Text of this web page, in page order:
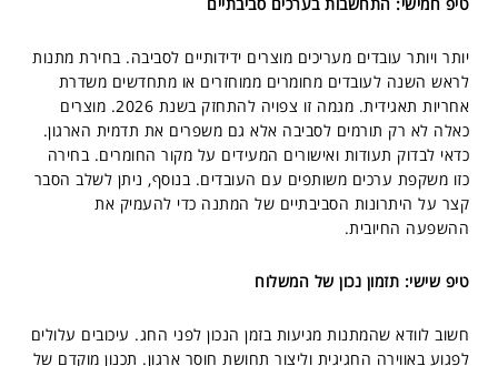
יותר ויותר עובדים מעריכים מוצרים ידידותיים לסביבה. בחירת מתנות
לראש השנה לעובדים מחומרים ממוחזרים או מתחדשים משדרת
אחריות תאגידית. מגמה זו צפויה להתחזק בשנת 2026. מוצרים
כאלה לא רק תורמים לסביבה אלא גם משפרים את תדמית הארגון.
כדאי לבדוק תעודות ואישורים המעידים על מקור החומרים. בחירה
כזו משקפת ערכים משותפים עם העובדים. בנוסף, ניתן לשלב הסבר
קצר על היתרונות הסביבתיים של המתנה כדי להעמיק את
ההשפעה החיובית.
טיפ שישי: תזמון נכון של המשלוח
חשוב לוודא שהמתנות מגיעות בזמן הנכון לפני החג. עיכובים עלולים
לפגוע באווירה החגיגית וליצור תחושת חוסר ארגון. תכנון מוקדם של